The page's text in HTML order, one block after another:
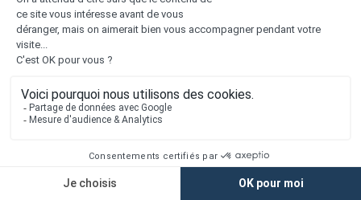
taxes éventuelles coûtent entre 5 000 et 15 000 euros selon la
localisation du terrain et son accès.
Quant auxfrais de notaire
Lorsque vous vous tournez vers une maison existante, il sera
nécessaire de faire des travaux de rénovation. Ceux-ci sont
souvent coûteux et doivent être ajoutés au prix de l'achat